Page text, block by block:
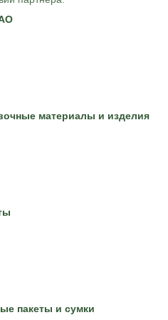
материалы и изделия
пакеты и сумки